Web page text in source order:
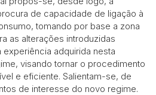
de capacidade de ligação à
tomando por base a zona
as alterações introduzidas
adquirida nesta
visando tornar o procedimento
e eficiente. Salientam-se, de
de interesse do novo regime.